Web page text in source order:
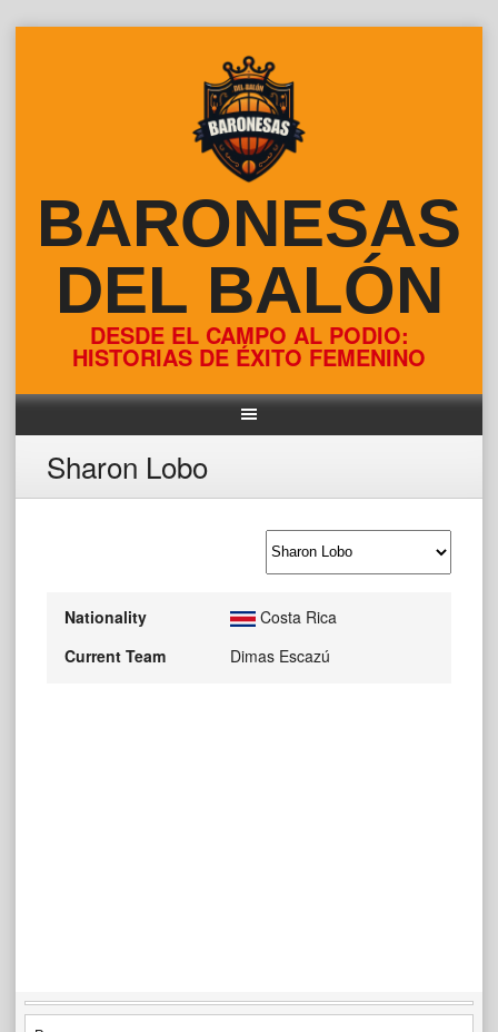
BARONESAS
DEL BALÓN
DESDE EL CAMPO AL PODIO:
HISTORIAS DE ÉXITO FEMENINO
Sharon Lobo
Nationality
Costa Rica
Current Team
Dimas Escazú